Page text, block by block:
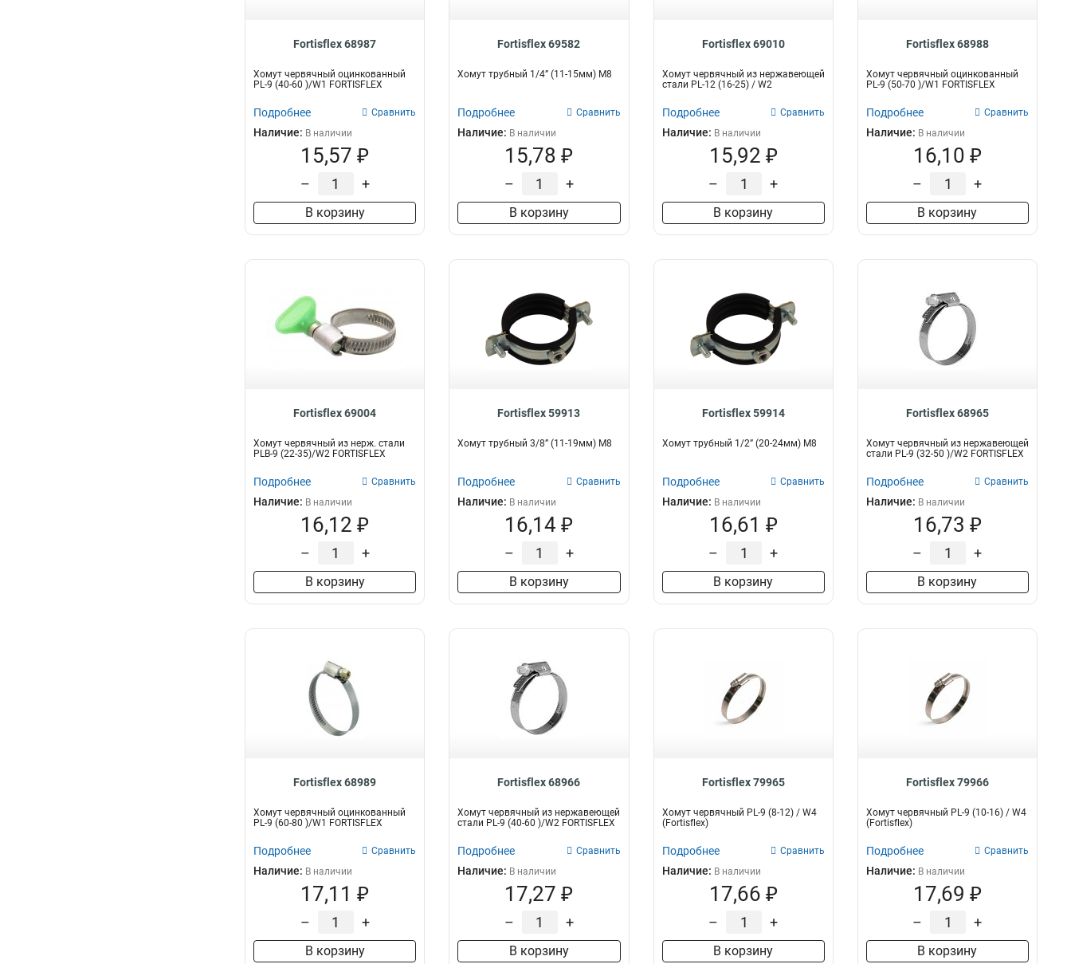
Fortisflex 68987
Хомут червячный оцинкованный
PL-9 (40-60 )/W1 FORTISFLEX
Подробнее Сравнить
Наличие: В наличии
15,57 ₽
– +
В корзину
Fortisflex 69582
Хомут трубный 1/4” (11-15мм) М8
Подробнее Сравнить
Наличие: В наличии
15,78 ₽
– +
В корзину
Fortisflex 69010
Хомут червячный из нержавеющей
стали PL-12 (16-25) / W2
Подробнее Сравнить
Наличие: В наличии
15,92 ₽
– +
В корзину
Fortisflex 68988
Хомут червячный оцинкованный
PL-9 (50-70 )/W1 FORTISFLEX
Подробнее Сравнить
Наличие: В наличии
16,10 ₽
– +
В корзину
Fortisflex 69004
Хомут червячный из нерж. стали
PLB-9 (22-35)/W2 FORTISFLEX
Подробнее Сравнить
Наличие: В наличии
16,12 ₽
– +
В корзину
Fortisflex 59913
Хомут трубный 3/8” (11-19мм) М8
Подробнее Сравнить
Наличие: В наличии
16,14 ₽
– +
В корзину
Fortisflex 59914
Хомут трубный 1/2” (20-24мм) М8
Подробнее Сравнить
Наличие: В наличии
16,61 ₽
– +
В корзину
Fortisflex 68965
Хомут червячный из нержавеющей
стали PL-9 (32-50 )/W2 FORTISFLEX
Подробнее Сравнить
Наличие: В наличии
16,73 ₽
– +
В корзину
Fortisflex 68989
Хомут червячный оцинкованный
PL-9 (60-80 )/W1 FORTISFLEX
Подробнее Сравнить
Наличие: В наличии
17,11 ₽
– +
В корзину
Fortisflex 68966
Хомут червячный из нержавеющей
стали PL-9 (40-60 )/W2 FORTISFLEX
Подробнее Сравнить
Наличие: В наличии
17,27 ₽
– +
В корзину
Fortisflex 79965
Хомут червячный PL-9 (8-12) / W4
(Fortisflex)
Подробнее Сравнить
Наличие: В наличии
17,66 ₽
– +
В корзину
Fortisflex 79966
Хомут червячный PL-9 (10-16) / W4
(Fortisflex)
Подробнее Сравнить
Наличие: В наличии
17,69 ₽
– +
В корзину